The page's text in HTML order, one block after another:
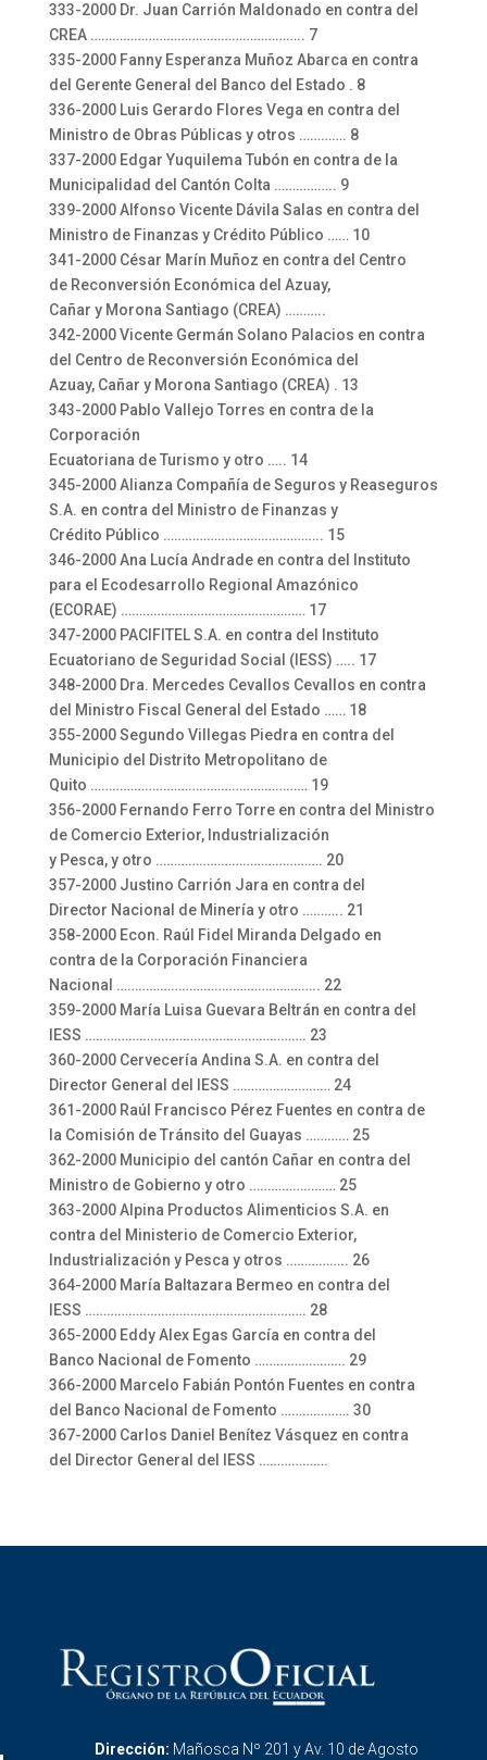
333-2000 Dr. Juan Carrión Maldonado en contra del
CREA ………………………………………………….. 7
335-2000 Fanny Esperanza Muñoz Abarca en contra
del Gerente General del Banco del Estado . 8
336-2000 Luis Gerardo Flores Vega en contra del
Ministro de Obras Públicas y otros …………. 8
337-2000 Edgar Yuquilema Tubón en contra de la
Municipalidad del Cantón Colta …………….. 9
339-2000 Alfonso Vicente Dávila Salas en contra del
Ministro de Finanzas y Crédito Público …… 10
341-2000 César Marín Muñoz en contra del Centro
de Reconversión Económica del Azuay,
Cañar y Morona Santiago (CREA) ………..
342-2000 Vicente Germán Solano Palacios en contra
del Centro de Reconversión Económica del
Azuay, Cañar y Morona Santiago (CREA) . 13
343-2000 Pablo Vallejo Torres en contra de la
Corporación
Ecuatoriana de Turismo y otro ….. 14
345-2000 Alianza Compañía de Seguros y Reaseguros
S.A. en contra del Ministro de Finanzas y
Crédito Público …………………………………….. 15
346-2000 Ana Lucía Andrade en contra del Instituto
para el Ecodesarrollo Regional Amazónico
(ECORAE) …………………………………………… 17
347-2000 PACIFITEL S.A. en contra del Instituto
Ecuatoriano de Seguridad Social (IESS) ….. 17
348-2000 Dra. Mercedes Cevallos Cevallos en contra
del Ministro Fiscal General del Estado …… 18
355-2000 Segundo Villegas Piedra en contra del
Municipio del Distrito Metropolitano de
Quito …………………………………………………… 19
356-2000 Fernando Ferro Torre en contra del Ministro
de Comercio Exterior, Industrialización
y Pesca, y otro ………………………………………. 20
357-2000 Justino Carrión Jara en contra del
Director Nacional de Minería y otro ……….. 21
358-2000 Econ. Raúl Fidel Miranda Delgado en
contra de la Corporación Financiera
Nacional ……………………………………………….. 22
359-2000 María Luisa Guevara Beltrán en contra del
IESS ……………………………………………………. 23
360-2000 Cervecería Andina S.A. en contra del
Director General del IESS ……………………… 24
361-2000 Raúl Francisco Pérez Fuentes en contra de
la Comisión de Tránsito del Guayas ………… 25
362-2000 Municipio del cantón Cañar en contra del
Ministro de Gobierno y otro …………………… 25
363-2000 Alpina Productos Alimenticios S.A. en
contra del Ministerio de Comercio Exterior,
Industrialización y Pesca y otros …………….. 26
364-2000 María Baltazara Bermeo en contra del
IESS ……………………………………………………. 28
365-2000 Eddy Alex Egas García en contra del
Banco Nacional de Fomento ……………………. 29
366-2000 Marcelo Fabián Pontón Fuentes en contra
del Banco Nacional de Fomento ………………. 30
367-2000 Carlos Daniel Benítez Vásquez en contra
del Director General del IESS ……………….
Dirección: Mañosca Nº 201 y Av. 10 de Agosto